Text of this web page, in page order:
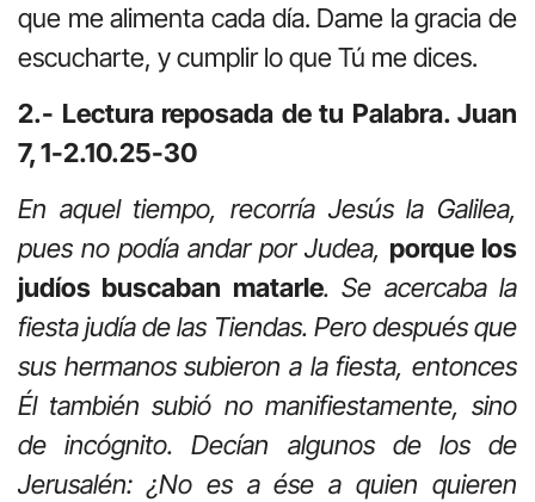
que me alimenta cada día. Dame la gracia de
escucharte, y cumplir lo que Tú me dices.
2.- Lectura reposada de tu Palabra. Juan
7, 1-2.10.25-30
En aquel tiempo, recorría Jesús la Galilea,
pues no podía andar por Judea, porque los
judíos buscaban matarle. Se acercaba la
fiesta judía de las Tiendas. Pero después que
sus hermanos subieron a la fiesta, entonces
Él también subió no manifiestamente, sino
de incógnito. Decían algunos de los de
Jerusalén: ¿No es a ése a quien quieren